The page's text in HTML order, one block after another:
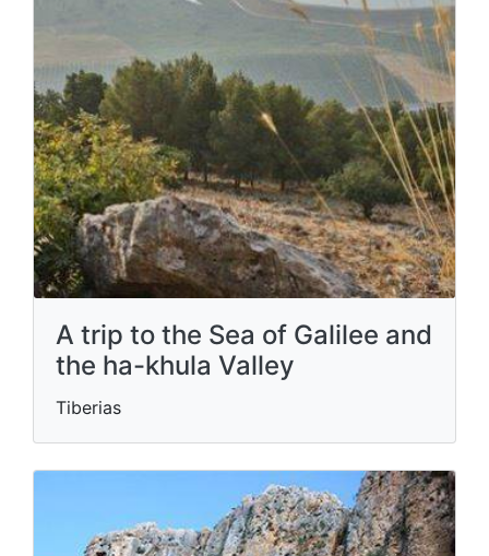
A trip to the Sea of ​​Galilee and
the ha-khula Valley
Tiberias